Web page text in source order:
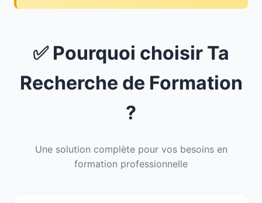
✅ Pourquoi choisir Ta
Recherche de Formation
?
Une solution complète pour vos besoins en
formation professionnelle